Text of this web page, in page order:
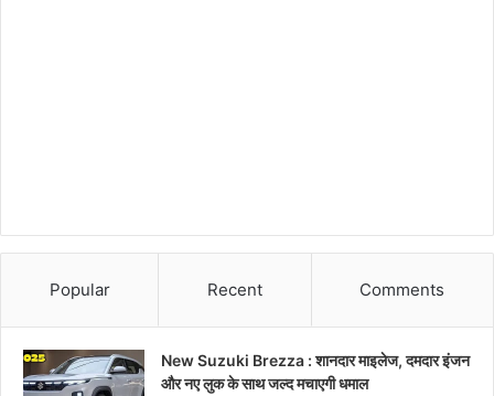
Popular Recent Comments
New Suzuki Brezza : शानदार माइलेज, दमदार इंजन
और नए लुक के साथ जल्द मचाएगी धमाल